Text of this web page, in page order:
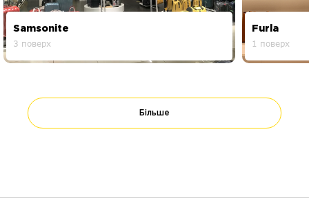
Samsonite
3 поверх
Furla
1 поверх
Більше